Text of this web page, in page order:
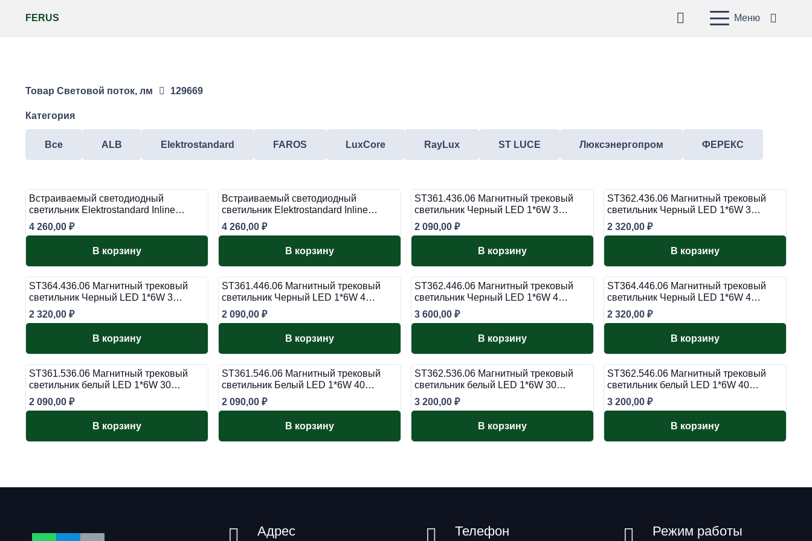
FERUS Меню
Товар Световой поток, лм 129669
Категория
Все ALB Elektrostandard FAROS LuxCore RayLux ST LUCE Люксэнергопром ФЕРЕКС
Встраиваемый светодиодный
светильник Elektrostandard Inline…
4 260,00 ₽
В корзину
Встраиваемый светодиодный
светильник Elektrostandard Inline…
4 260,00 ₽
В корзину
ST361.436.06 Магнитный трековый
светильник Черный LED 1*6W 3…
2 090,00 ₽
В корзину
ST362.436.06 Магнитный трековый
светильник Черный LED 1*6W 3…
2 320,00 ₽
В корзину
ST364.436.06 Магнитный трековый
светильник Черный LED 1*6W 3…
2 320,00 ₽
В корзину
ST361.446.06 Магнитный трековый
светильник Черный LED 1*6W 4…
2 090,00 ₽
В корзину
ST362.446.06 Магнитный трековый
светильник Черный LED 1*6W 4…
3 600,00 ₽
В корзину
ST364.446.06 Магнитный трековый
светильник Черный LED 1*6W 4…
2 320,00 ₽
В корзину
ST361.536.06 Магнитный трековый
светильник белый LED 1*6W 30…
2 090,00 ₽
В корзину
ST361.546.06 Магнитный трековый
светильник Белый LED 1*6W 40…
2 090,00 ₽
В корзину
ST362.536.06 Магнитный трековый
светильник белый LED 1*6W 30…
3 200,00 ₽
В корзину
ST362.546.06 Магнитный трековый
светильник белый LED 1*6W 40…
3 200,00 ₽
В корзину
Адрес Телефон Режим работы